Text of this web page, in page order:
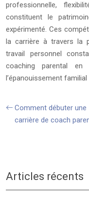
professionnelle,
constituent le
expérimenté. Ces
la carrière à travers la
travail personnel
coaching parental
l’épanouissement
Comment débuter une
carrière de coach
Articles récents